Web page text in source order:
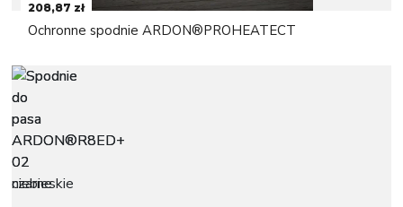
208,87 zł
Ochronne spodnie ARDON®PROHEATECT